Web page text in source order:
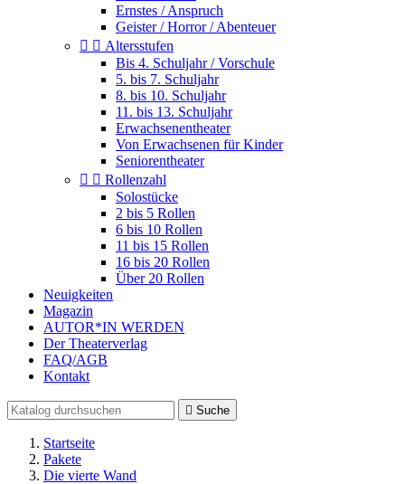
Ernstes / Anspruch
Geister / Horror / Abenteuer
  Altersstufen
Bis 4. Schuljahr / Vorschule
5. bis 7. Schuljahr
8. bis 10. Schuljahr
11. bis 13. Schuljahr
Erwachsenentheater
Von Erwachsenen für Kinder
Seniorentheater
  Rollenzahl
Solostücke
2 bis 5 Rollen
6 bis 10 Rollen
11 bis 15 Rollen
16 bis 20 Rollen
Über 20 Rollen
Neuigkeiten
Magazin
AUTOR*IN WERDEN
Der Theaterverlag
FAQ/AGB
Kontakt
 Suche
Startseite
Pakete
Die vierte Wand